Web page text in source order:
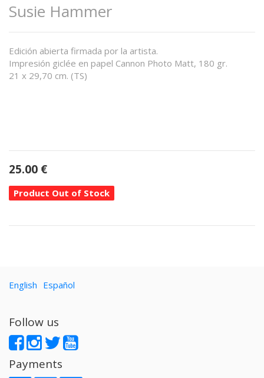
Susie Hammer
Edición abierta firmada por la artista.
Impresión giclée en papel Cannon Photo Matt, 180 gr.
21 x 29,70 cm. (TS)
25.00 €
Product Out of Stock
English Español
Follow us
Payments